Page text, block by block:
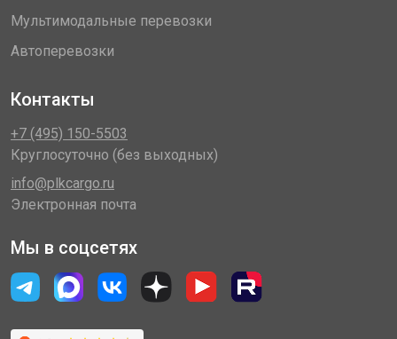
Мультимодальные перевозки
Автоперевозки
Контакты
+7 (495) 150-5503
Круглосуточно (без выходных)
info@plkcargo.ru
Электронная почта
Мы в соцсетях